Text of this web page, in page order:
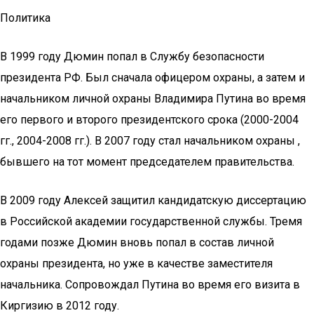
Политика
В 1999 году Дюмин попал в Службу безопасности
президента РФ. Был сначала офицером охраны, а затем и
начальником личной охраны Владимира Путина во время
его первого и второго президентского срока (2000-2004
гг., 2004-2008 гг.). В 2007 году стал начальником охраны ,
бывшего на тот момент председателем правительства.
В 2009 году Алексей защитил кандидатскую диссертацию
в Российской академии государственной службы. Тремя
годами позже Дюмин вновь попал в состав личной
охраны президента, но уже в качестве заместителя
начальника. Сопровождал Путина во время его визита в
Киргизию в 2012 году.